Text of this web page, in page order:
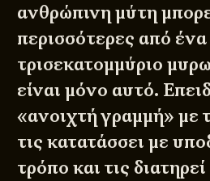
ανθρώπινη μύτη
περισσότερες από ένα
τρισεκατομμύριο
είναι μόνο αυτό.
«ανοιχτή γραμμή» με
τις κατατάσσει με
τρόπο και τις